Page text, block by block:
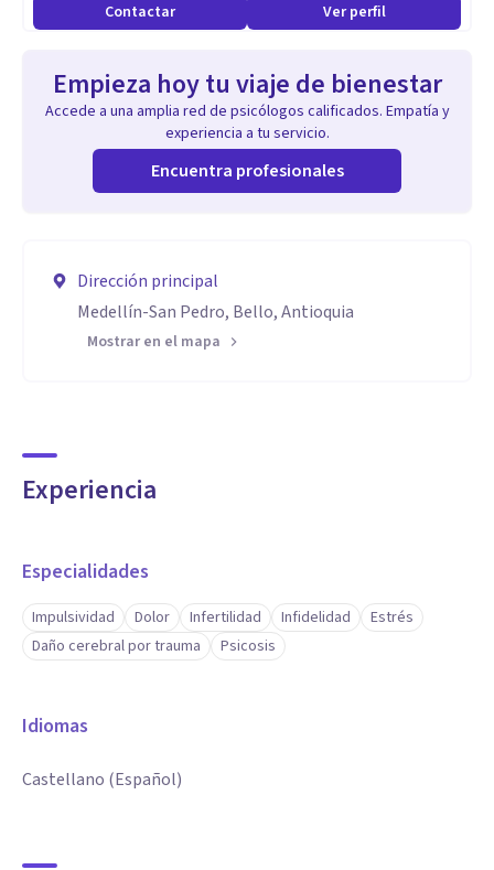
Contactar Ver perfil
Empieza hoy tu viaje de bienestar
Accede a una amplia red de psicólogos calificados. Empatía y
experiencia a tu servicio.
Encuentra profesionales
Dirección principal
Medellín-San Pedro, Bello, Antioquia
Mostrar en el mapa
Experiencia
Especialidades
Impulsividad Dolor Infertilidad Infidelidad
Estrés
Daño cerebral por trauma
Psicosis
Idiomas
Castellano (Español)